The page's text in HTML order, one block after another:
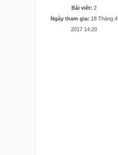
Bài viết: 2
Ngày tham gia: 18 Tháng 4
2017 14:20